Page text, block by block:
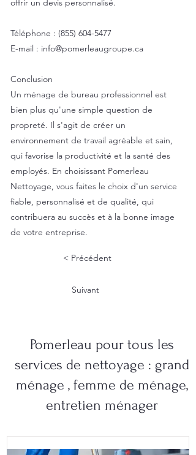
offrir un devis personnalisé.
Téléphone : (855) 604-5477
E-mail : info@pomerleaugroupe.ca
Conclusion
Un ménage de bureau professionnel est
bien plus qu'une simple question de
propreté. Il s'agit de créer un
environnement de travail agréable et sain,
qui favorise la productivité et la santé des
employés. En choisissant Pomerleau
Nettoyage, vous faites le choix d'un service
fiable, personnalisé et de qualité, qui
contribuera au succès et à la bonne image
de votre entreprise.
< Précédent
Suivant
Pomerleau pour tous les
services de nettoyage : grand
ménage , femme de ménage,
entretien ménager